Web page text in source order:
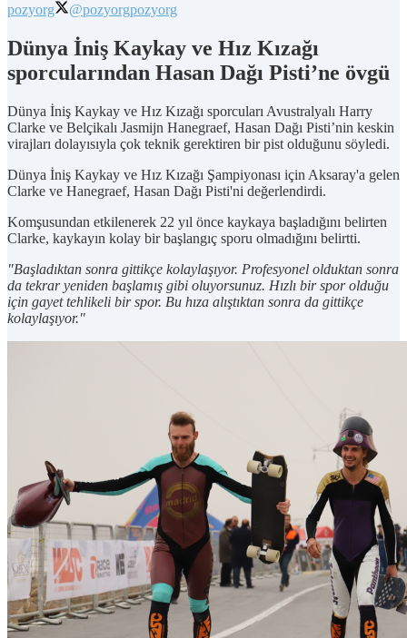
pozyorg @pozyorgpozyorg
Dünya İniş Kaykay ve Hız Kızağı
sporcularından Hasan Dağı Pisti’ne övgü
Dünya İniş Kaykay ve Hız Kızağı sporcuları Avustralyalı Harry
Clarke ve Belçikalı Jasmijn Hanegraef, Hasan Dağı Pisti’nin keskin
virajları dolayısıyla çok teknik gerektiren bir pist olduğunu söyledi.
Dünya İniş Kaykay ve Hız Kızağı Şampiyonası için Aksaray'a gelen
Clarke ve Hanegraef, Hasan Dağı Pisti'ni değerlendirdi.
Komşusundan etkilenerek 22 yıl önce kaykaya başladığını belirten
Clarke, kaykayın kolay bir başlangıç sporu olmadığını belirtti.
"Başladıktan sonra gittikçe kolaylaşıyor. Profesyonel olduktan sonra
da tekrar yeniden başlamış gibi oluyorsunuz. Hızlı bir spor olduğu
için gayet tehlikeli bir spor. Bu hıza alıştıktan sonra da gittikçe
kolaylaşıyor."